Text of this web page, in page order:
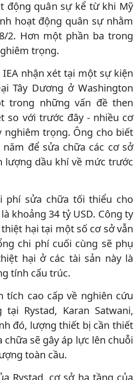
động quân sự kể từ khi Mỹ
hoạt động quân sự nhằm
2. Hơn một phần ba trong
trọng.
nhận xét tại một sự kiện
Tây Dương ở Washington
trong những vấn đề then
so với trước đây - nhiều cơ
nghiêm trọng. Ông cho biết
để sửa chữa các cơ sở
lượng dầu khí về mức trước
phí sửa chữa tối thiểu cho
khoảng 34 tỷ USD. Công ty
hại tại một số cơ sở vẫn
chi phí cuối cùng sẽ phụ
hại ở các tài sản này là
tính cấu trúc.
tích cao cấp về nghiên cứu
Rystad, Karan Satwani,
đó, lượng thiết bị cần thiết
chữa sẽ gây áp lực lên chuỗi
toàn cầu.
Rystad, cơ sở hạ tầng của